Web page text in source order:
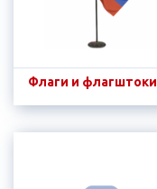
Флаги и флагштоки